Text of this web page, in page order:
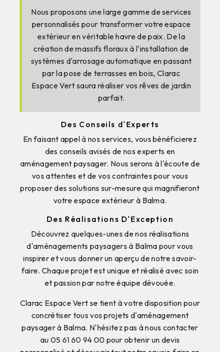
Nous proposons une large gamme de services
personnalisés pour transformer votre espace
extérieur en véritable havre de paix. De la
création de massifs floraux à l'installation de
systèmes d'arrosage automatique en passant
par la pose de terrasses en bois, Clarac
Espace Vert saura réaliser vos rêves de jardin
parfait.
Des Conseils d'Experts
En faisant appel à nos services, vous bénéficierez
des conseils avisés de nos experts en
aménagement paysager. Nous serons à l'écoute de
vos attentes et de vos contraintes pour vous
proposer des solutions sur-mesure qui magnifieront
votre espace extérieur à Balma.
Des Réalisations D'Exception
Découvrez quelques-unes de nos réalisations
d'aménagements paysagers à Balma pour vous
inspirer et vous donner un aperçu de notre savoir-
faire. Chaque projet est unique et réalisé avec soin
et passion par notre équipe dévouée.
Clarac Espace Vert se tient à votre disposition pour
concrétiser tous vos projets d'aménagement
paysager à Balma. N'hésitez pas à nous contacter
au 05 61 60 94 00 pour obtenir un devis